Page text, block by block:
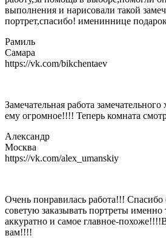
выполнения и нарисовали такой
портрет,спасибо! имениннице
Рамиль
Самара
https://vk.com/bikchentaev
Замечательная работа
ему огромное!!!! Теперь комната
Александр
Москва
https://vk.com/alex_umanskiy
Очень понравилась работа!!!
советую заказывать портреты
аккуратно и самое главное-
вам!!!!